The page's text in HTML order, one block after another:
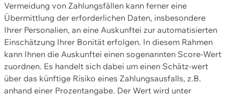
Vermeidung von Zahlungsfällen kann ferner eine
Übermittlung der erforderlichen Daten, insbesondere
Ihrer Personalien, an eine Auskunftei zur automatisierten
Einschätzung Ihrer Bonität erfolgen. In diesem Rahmen
kann Ihnen die Auskunftei einen sogenannten Score-Wert
zuordnen. Es handelt sich dabei um einen Schätz-wert
über das künftige Risiko eines Zahlungsausfalls, z.B.
anhand einer Prozentangabe. Der Wert wird unter